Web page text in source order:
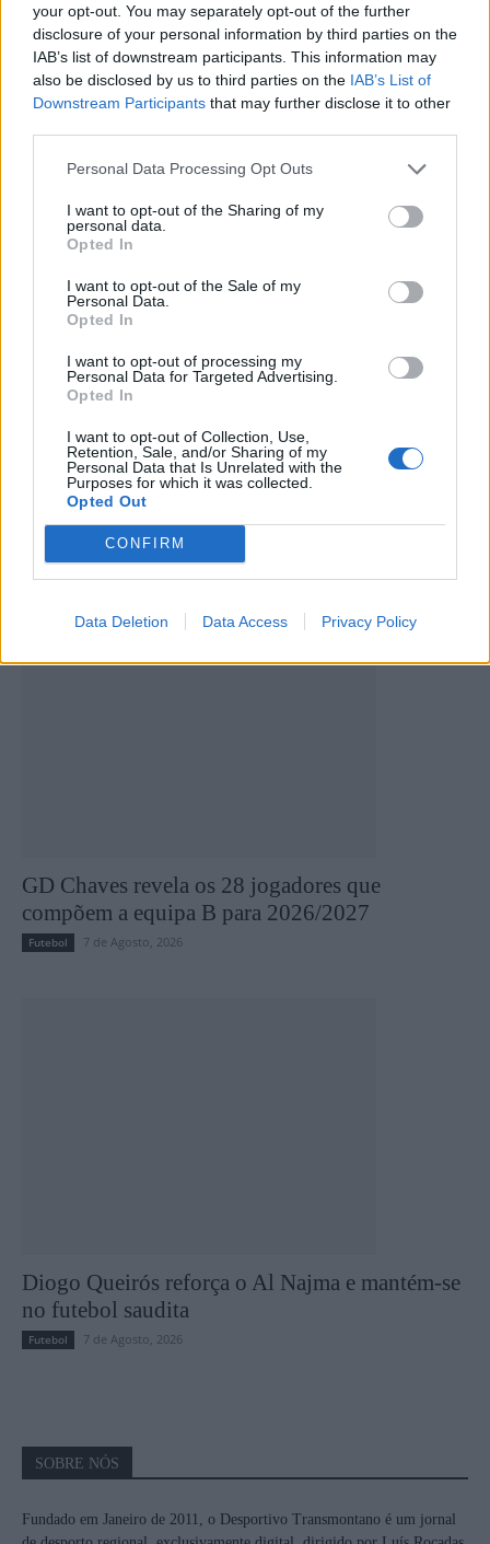
your opt-out. You may separately opt-out of the further
disclosure of your personal information by third parties on the
IAB’s list of downstream participants. This information may
also be disclosed by us to third parties on the IAB’s List of
Downstream Participants that may further disclose it to other
Personal Data Processing Opt Outs
I want to opt-out of the Sharing of my
personal data.
Opted In
I want to opt-out of the Sale of my
Personal Data.
Opted In
I want to opt-out of processing my
Personal Data for Targeted Advertising.
Opted In
I want to opt-out of Collection, Use,
Retention, Sale, and/or Sharing of my
Personal Data that Is Unrelated with the
Purposes for which it was collected.
Opted Out
CONFIRM
Data Deletion Data Access Privacy Policy
Artigo anterior
GD Ribeira de Pena: Plantel
sénior praticamente definido
Próximo artigo
AFVR: Leandro reforça ataque
do SC Vila Pouca de Aguiar
Miguel Pereira conquista a Taça do Presidente
da Indonésia pelo Persebaya Surabaya
7 de Agosto, 2026
GD Chaves revela os 28 jogadores que
compõem a equipa B para 2026/2027
Futebol 7 de Agosto, 2026
Diogo Queirós reforça o Al Najma e mantém-se
no futebol saudita
Futebol 7 de Agosto, 2026
SOBRE NÓS
Fundado em Janeiro de 2011, o Desportivo Transmontano é um jornal